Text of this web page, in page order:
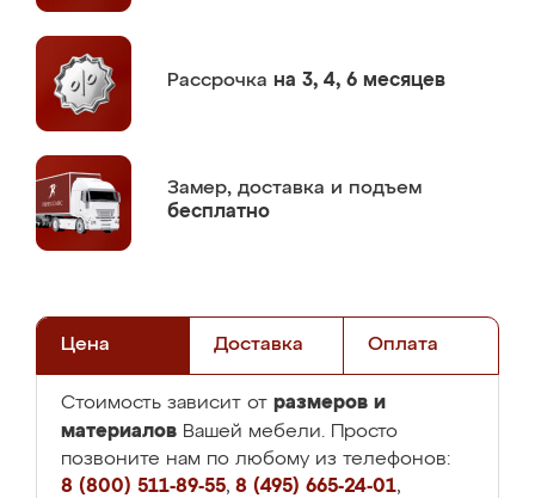
Рассрочка на 3, 4, 6 месяцев
Замер, доставка и подъем
бесплатно
Цена Доставка Оплата
Стоимость зависит от размеров и
материалов Вашей мебели. Просто
позвоните нам по любому из телефонов:
8 (800) 511-89-55, 8 (495) 665-24-01,